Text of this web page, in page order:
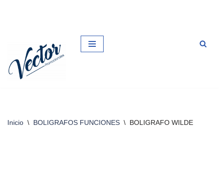
contenido
Inicio \ BOLIGRAFOS FUNCIONES \ BOLIGRAFO WILDE